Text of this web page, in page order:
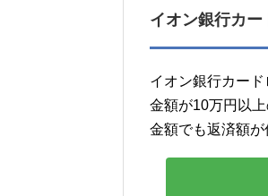
イオン銀行カー
イオン銀行カー
金額が10万円以
金額でも返済額が